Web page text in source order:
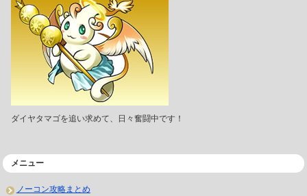
ダイヤタマゴを追い求めて、日々奮闘中です！
メニュー
ノーコン攻略まとめ